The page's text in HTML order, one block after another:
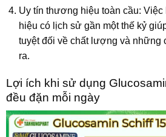
Uy tín thương hiệu toàn cầu:
hiệu có lịch sử gần một thế kỷ
tuyệt đối về chất lượng và những
ra.
Lợi ích khi sử dụng
đều đặn mỗi ngày